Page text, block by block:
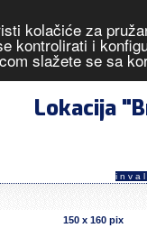
kolačiće za
kontrolirati i
slažete se sa
Supetar OŠ-
Lokacija
150 x 160 pix